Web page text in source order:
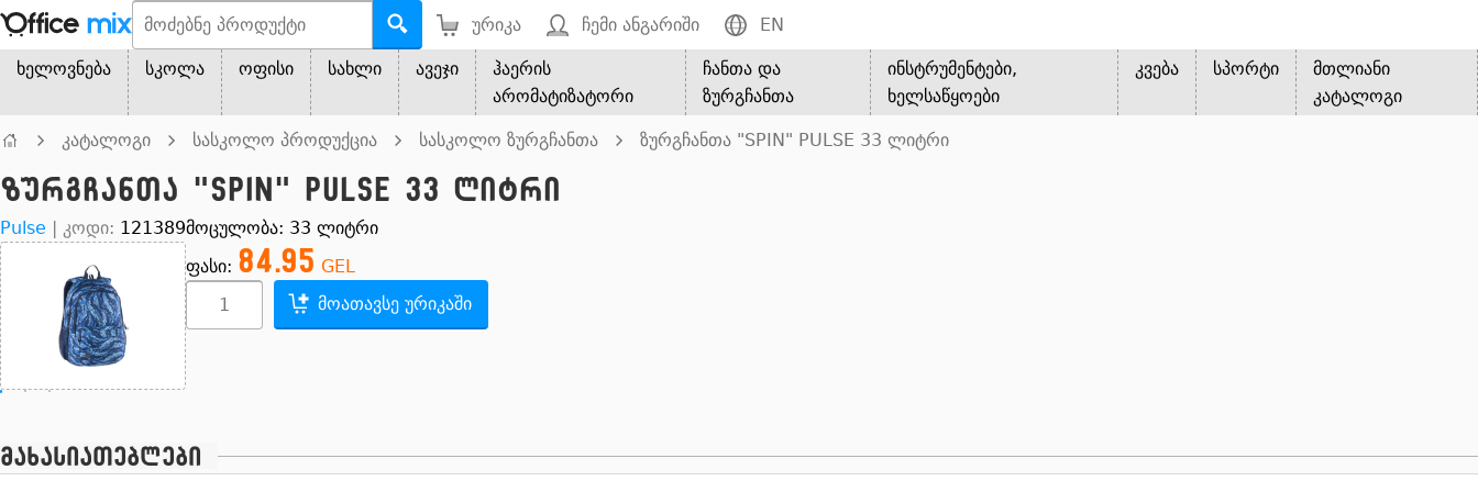
ურიკა ჩემი ანგარიში EN
ხელოვნება სკოლა ოფისი სახლი ავეჯი
ჰაერის
არომატიზატორი
ჩანთა და
ზურგჩანთა
ინსტრუმენტები,
ხელსაწყოები
კვება სპორტი
მთლიანი
კატალოგი
კატალოგი სასკოლო პროდუქცია სასკოლო ზურგჩანთა ზურგჩანთა "SPIN" PULSE 33 ლიტრი
ზურგჩანთა "SPIN" PULSE 33 ლიტრი
Pulse | კოდი: 121389მოცულობა: 33 ლიტრი
ფასი: 84.95 GEL
მოათავსე ურიკაში
მახასიათებლები